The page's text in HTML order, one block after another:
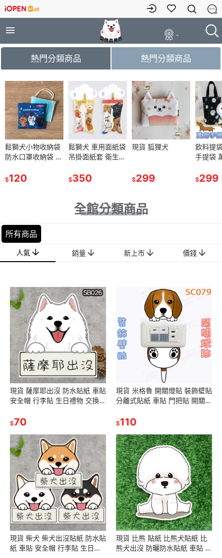
-
熱門分類商品 熱門分類商品
鬆獅犬小物收納袋
防水口罩收納袋 小
$120
鬆獅犬 車用面紙袋
吊掛面紙套 衛生紙
$350
現貨 狐狸犬
$299
飲料提
手提袋
$299
收納袋
納袋 小
鬆獅犬 車用面紙袋
吊掛面紙套 衛生紙
現貨 狐狸犬
飲料提袋 冰霸杯袋
手提袋 萬用手提
全館分類商品
所有商品
人氣 銷量 新上市 價錢
現貨 薩摩耶出沒 防水貼紙 車貼
安全帽 行李貼 生日禮物 交換禮
$70
現貨 米格魯 開關燈貼 裝飾壁貼
分離式貼紙 車貼 門把貼 開關裝
聖誕禮物
$110
現貨 柴犬 柴犬出沒貼紙 防水貼
紙 車貼 安全帽 行李貼 生日禮
現貨 比熊 貼紙 比熊犬貼紙 比
熊犬出沒 防曬防水貼紙 車貼 安